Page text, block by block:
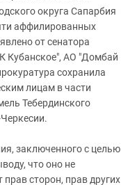
округа Сапарбия
аффилированных
от сенатора
Кубанское", АО "Домбай
сохранила
лицам в части
Тебердинского
заключенного с целью
что оно не
сторон, прав других